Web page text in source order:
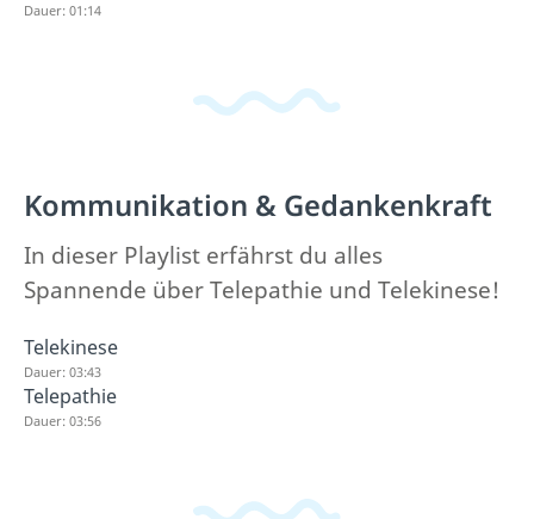
Dauer: 01:14
Kommunikation & Gedankenkraft
In dieser Playlist erfährst du alles
Spannende über Telepathie und Telekinese!
Telekinese
Dauer: 03:43
Telepathie
Dauer: 03:56